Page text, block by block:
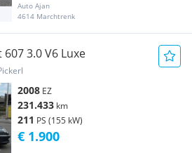
Auto Ajan
4614 Marchtrenk
3.0 V6 Luxe
2008 EZ
231.433 km
211 PS (155 kW)
€ 1.900